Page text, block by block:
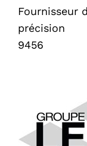
Fournisseur
précision
9456